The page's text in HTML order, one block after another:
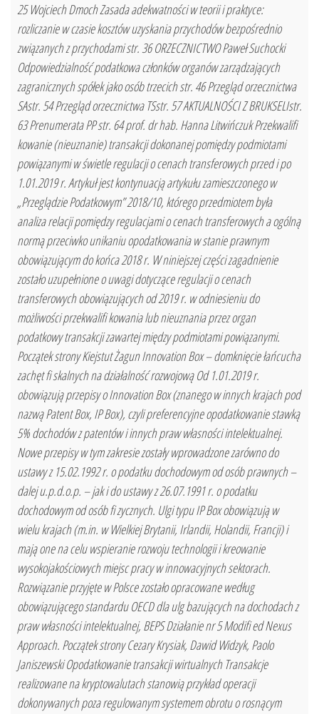
25 Wojciech Dmoch Zasada adekwatności w teorii i praktyce:
rozliczanie w czasie kosztów uzyskania przychodów bezpośrednio
związanych z przychodami str. 36 ORZECZNICTWO Paweł Suchocki
Odpowiedzialność podatkowa członków organów zarządzających
zagranicznych spółek jako osób trzecich str. 46 Przegląd orzecznictwa
SAstr. 54 Przegląd orzecznictwa TSstr. 57 AKTUALNOŚCI Z BRUKSELIstr.
63 Prenumerata PP str. 64 prof. dr hab. Hanna Litwińczuk Przekwalifi
kowanie (nieuznanie) transakcji dokonanej pomiędzy podmiotami
powiązanymi w świetle regulacji o cenach transferowych przed i po
1.01.2019 r. Artykuł jest kontynuacją artykułu zamieszczonego w
„Przeglądzie Podatkowym” 2018/10, którego przedmiotem była
analiza relacji pomiędzy regulacjami o cenach transferowych a ogólną
normą przeciwko unikaniu opodatkowania w stanie prawnym
obowiązującym do końca 2018 r. W niniejszej części zagadnienie
zostało uzupełnione o uwagi dotyczące regulacji o cenach
transferowych obowiązujących od 2019 r. w odniesieniu do
możliwości przekwalifi kowania lub nieuznania przez organ
podatkowy transakcji zawartej między podmiotami powiązanymi.
Początek strony Kiejstut Żagun Innovation Box – domknięcie łańcucha
zachęt fi skalnych na działalność rozwojową Od 1.01.2019 r.
obowiązują przepisy o Innovation Box (znanego w innych krajach pod
nazwą Patent Box, IP Box), czyli preferencyjne opodatkowanie stawką
5% dochodów z patentów i innych praw własności intelektualnej.
Nowe przepisy w tym zakresie zostały wprowadzone zarówno do
ustawy z 15.02.1992 r. o podatku dochodowym od osób prawnych –
dalej u.p.d.o.p. – jak i do ustawy z 26.07.1991 r. o podatku
dochodowym od osób fi zycznych. Ulgi typu IP Box obowiązują w
wielu krajach (m.in. w Wielkiej Brytanii, Irlandii, Holandii, Francji) i
mają one na celu wspieranie rozwoju technologii i kreowanie
wysokojakościowych miejsc pracy w innowacyjnych sektorach.
Rozwiązanie przyjęte w Polsce zostało opracowane według
obowiązującego standardu OECD dla ulg bazujących na dochodach z
praw własności intelektualnej, BEPS Działanie nr 5 Modifi ed Nexus
Approach. Początek strony Cezary Krysiak, Dawid Widzyk, Paolo
Janiszewski Opodatkowanie transakcji wirtualnych Transakcje
realizowane na kryptowalutach stanowią przykład operacji
dokonywanych poza regulowanym systemem obrotu o rosnącym